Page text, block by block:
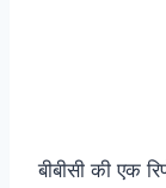
बीबीसी की एक